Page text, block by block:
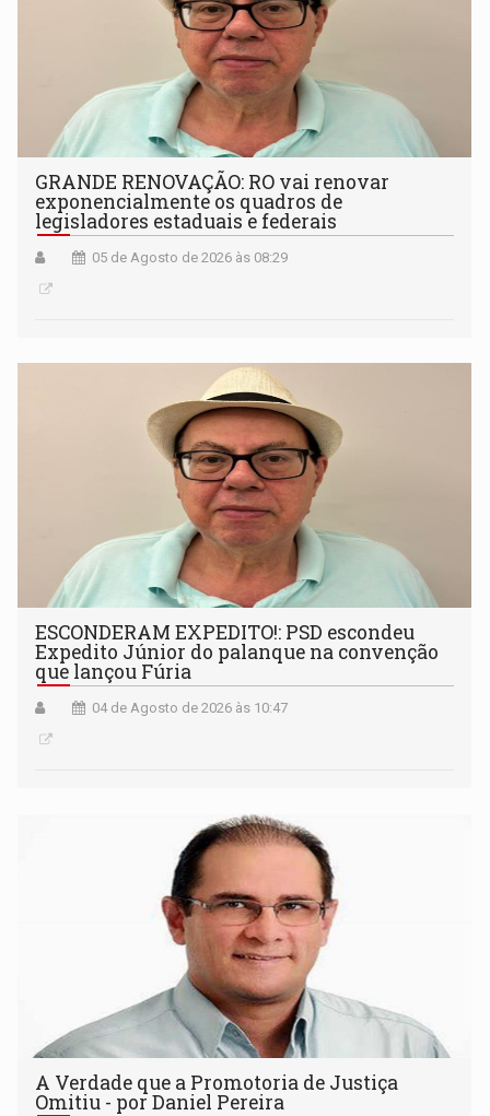
GRANDE RENOVAÇÃO: RO vai renovar
exponencialmente os quadros de
legisladores estaduais e federais
05 de Agosto de 2026 às 08:29
ESCONDERAM EXPEDITO!: PSD escondeu
Expedito Júnior do palanque na convenção
que lançou Fúria
04 de Agosto de 2026 às 10:47
A Verdade que a Promotoria de Justiça
Omitiu - por Daniel Pereira